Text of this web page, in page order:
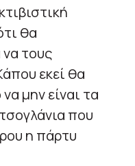
θα
να τους
εκεί θα
μην είναι τα
που
η πάρτυ